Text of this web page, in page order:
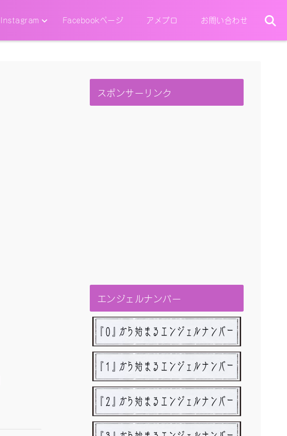
Instagram Facebookページ アメブロ お問い合わせ
スポンサーリンク
エンジェルナンバー